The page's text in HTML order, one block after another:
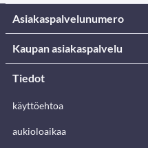
Asiakaspalvelunumero
Kaupan asiakaspalvelu
Tiedot
käyttöehtoa
aukioloaikaa